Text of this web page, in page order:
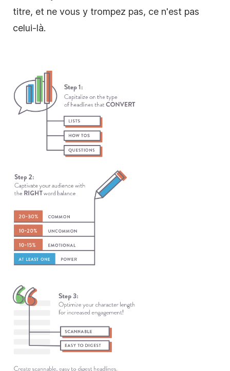
titre, et ne vous y trompez pas, ce n'est pas
celui-là.